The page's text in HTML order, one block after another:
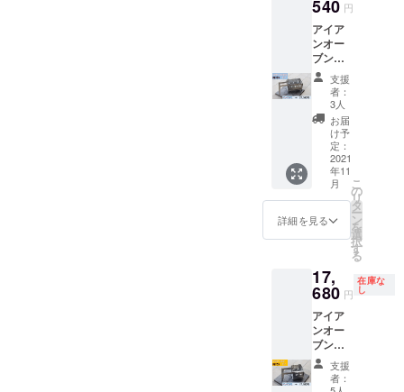
鉄板
㎜ 287
㎜×224
㎜ 肉汁
対応鉄
板 厚
さ６
㎜ 287
㎜×204
㎜ 専用
取手
２個 ※
お届け
時期
は、生
遅れる
可能性
いま
す。 ※
送料込
の価格
となり
テンレ
ス
SUS43
0 厚さ
1.5㎜
部
品：横
板（文
字入
り）・
横板
（開口
部）・
横板
（両
ロ
（上）
・ロス
トル
（下）
・ピザ
540 円
アイア
ンオー
ブン
（iron
oven）
スタン
ダード
タイプ
〈3～４
人用〉
消費
税・送
料込
（国内
限定）
材 ス
テンレ
ス
SUS43
0 厚さ
1.5㎜
部
品：横
支援
者：
3人
お届
け予
定：
2021
年11
月
詳細を見る
こ
の
リ
タ
ー
ン
を
選
択
す
る
17,
680 円
在庫な
し
アイア
ンオー
ブン
（iron
oven）
ミニタ
支援
者：